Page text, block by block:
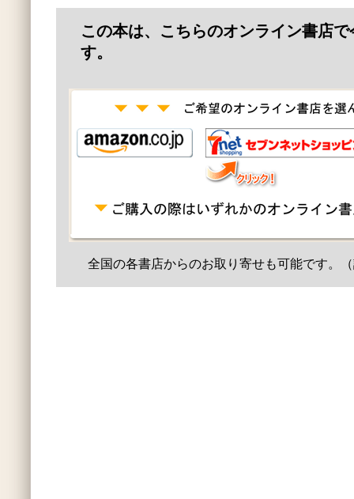
この本は、こちらのオンライン書店
す。
全国の各書店からのお取り寄せも可能です。